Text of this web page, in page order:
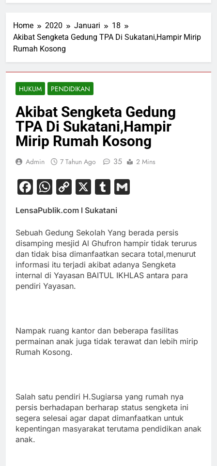
Home 2020 Januari
18
Akibat Sengketa Gedung TPA Di Sukatani,Hampir Mirip
Rumah Kosong
HUKUM PENDIDIKAN
Akibat Sengketa Gedung
TPA Di Sukatani,Hampir
Mirip Rumah Kosong
Admin 7 Tahun Ago 35 2 Mins
Facebook
WhatsApp
Copy
Link
X Tumblr
LensaPublik.com l Sukatani
Sebuah Gedung Sekolah Yang berada persis
disamping mesjid Al Ghufron hampir tidak terurus
dan tidak bisa dimanfaatkan secara total,menurut
informasi itu terjadi akibat adanya Sengketa
internal di Yayasan BAITUL IKHLAS antara para
pendiri Yayasan.
Nampak ruang kantor dan beberapa fasilitas
permainan anak juga tidak terawat dan lebih mirip
Rumah Kosong.
Salah satu pendiri H.Sugiarsa yang rumah nya
persis berhadapan berharap status sengketa ini
segera selesai agar dapat dimanfaatkan untuk
kepentingan masyarakat terutama pendidikan anak
anak.